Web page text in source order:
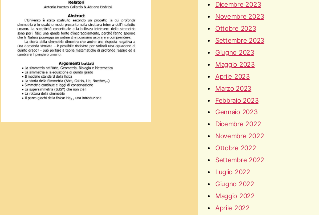
Dicembre 2023
Novembre 2023
Ottobre 2023
Settembre 2023
Giugno 2023
Maggio 2023
Aprile 2023
Marzo 2023
Febbraio 2023
Gennaio 2023
Dicembre 2022
Novembre 2022
Ottobre 2022
Settembre 2022
Luglio 2022
Giugno 2022
Maggio 2022
Aprile 2022